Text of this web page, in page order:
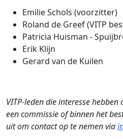
Emilie Schols (voorzitter)
Roland de Greef (VITP
Patricia Huisman -
Erik Klijn
Gerard van de Kuilen
VITP-leden die interesse
een commissie of binnen het
uit om contact op te nemen via